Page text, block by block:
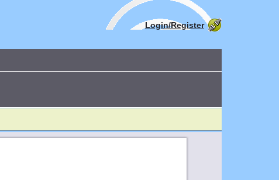
Login/Register